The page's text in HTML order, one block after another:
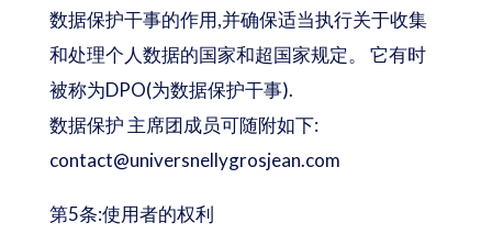
数据保护干事的作用,并确保适当执行关于收集
和处理个人数据的国家和超国家规定。 它有时
被称为DPO(为数据保护干事).
数据保护 主席团成员可随附如下:
contact@universnellygrosjean.com
第5条:使用者的权利